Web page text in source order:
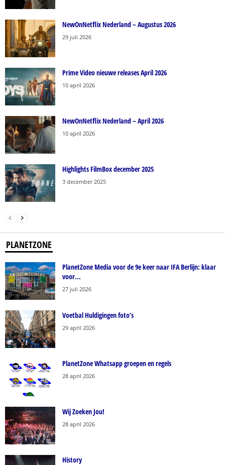
NewOnNetflix Nederland – Augustus 2026
29 juli 2026
Prime Video nieuwe releases April 2026
10 april 2026
NewOnNetflix Nederland – April 2026
10 april 2026
Highlights FilmBox december 2025
3 december 2025
PLANETZONE
PlanetZone Media voor de 9e keer naar IFA Berlijn: klaar
voor...
27 juli 2026
Voetbal Huldigingen foto’s
29 april 2026
PlanetZone Whatsapp groepen en regels
28 april 2026
Wij Zoeken Jou!
28 april 2026
History